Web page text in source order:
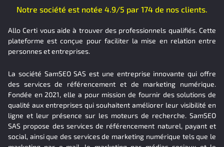
Notre société est notée 4.9/5 par 174 de nos clients.
Allo Certi vous aide à trouver des professionnels qualifiés. Cette
plateforme est conçue pour faciliter la mise en relation entre
personnes et entreprises.
La société SamSEO SAS est une entreprise innovante qui offre
des services de référencement et de marketing numérique.
Fondée en 2021, elle a pour mission de fournir des solutions de
qualité aux entreprises qui souhaitent améliorer leur visibilité en
ligne et leur présence sur les moteurs de recherche. SamSEO
SAS propose des services de référencement naturel, payant et
social, ainsi que des services de marketing numérique tels que le